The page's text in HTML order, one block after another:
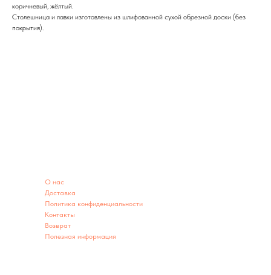
коричневый, жёлтый.
Столешница и лавки изготовлены из шлифованной сухой обрезной доски (без
покрытия).
O нас
Доставка
Политика конфиденциальности
Контакты
Возврат
Полезная информация